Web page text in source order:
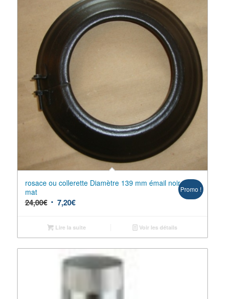
rosace ou collerette Diamètre 139 mm émail noir
mat
24,00€ 7,20€
Promo !
Lire la suite Voir les détails